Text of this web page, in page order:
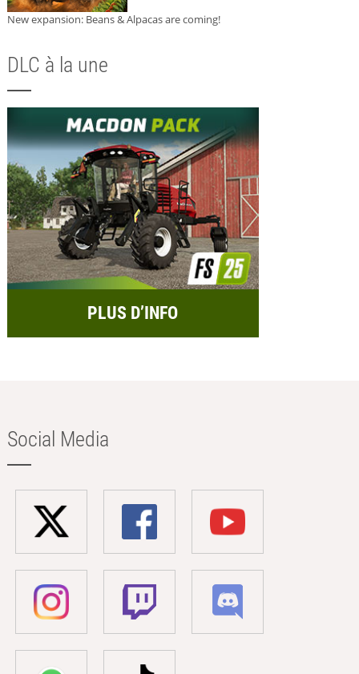
New expansion: Beans & Alpacas are coming!
DLC à la une
PLUS D’INFO
Social Media